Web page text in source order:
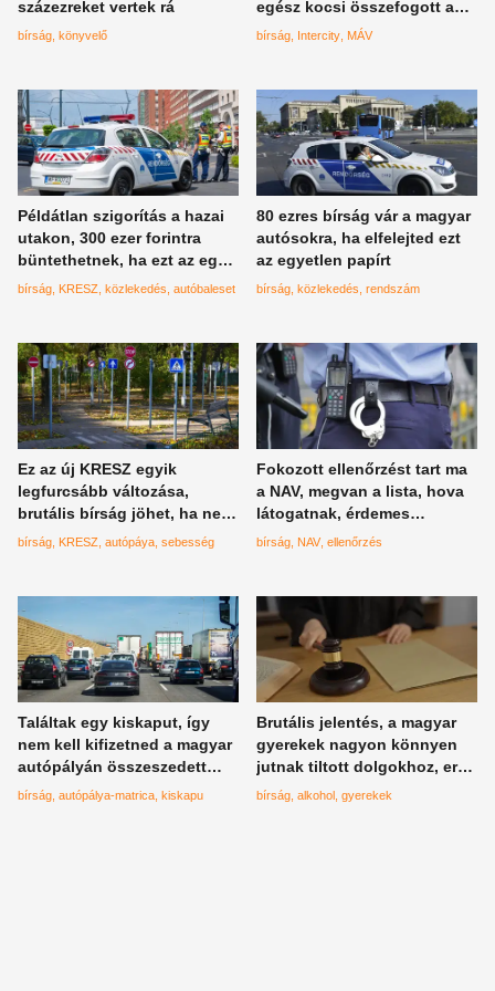
százezreket vertek rá
bírság könyvelő
egész kocsi összefogott a
kaller ellen
bírság Intercity MÁV
Példátlan szigorítás a hazai
utakon, 300 ezer forintra
büntethetnek, ha ezt az egy
dolgot elfelejted az úton
bírság KRESZ közlekedés autóbaleset
80 ezres bírság vár a magyar
autósokra, ha elfelejted ezt
az egyetlen papírt
bírság közlekedés rendszám
Ez az új KRESZ egyik
legfurcsább változása,
brutális bírság jöhet, ha nem
figyelsz erre
bírság KRESZ autópáya sebesség
Fokozott ellenőrzést tart ma
a NAV, megvan a lista, hova
látogatnak, érdemes
felkészülni
bírság NAV ellenőrzés
Találtak egy kiskaput, így
nem kell kifizetned a magyar
autópályán összeszedett
büntetést
bírság autópálya-matrica kiskapu
Brutális jelentés, a magyar
gyerekek nagyon könnyen
jutnak tiltott dolgokhoz, erre
figyelmeztetnek a hatóságok
bírság alkohol gyerekek